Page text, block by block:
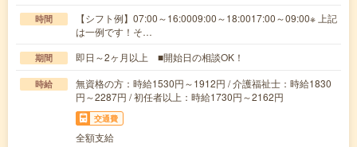
時間
【シフト例】07:00～16:0009:00～18:0017:00～09:00※ 上記
は一例です！そ…
期間 即日～2ヶ月以上 ■開始日の相談OK！
時給
無資格の方：時給1530円～1912円 / 介護福祉士：時給1830
円～2287円 / 初任者以上：時給1730円～2162円
交通費
全額支給